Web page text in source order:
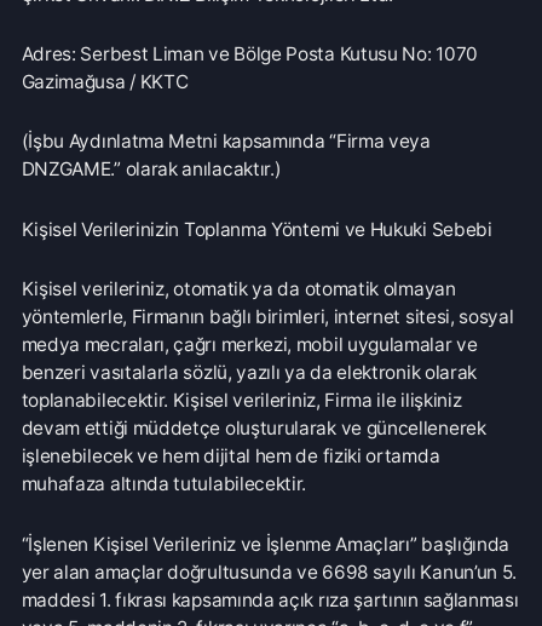
(İşbu Aydınlatma Metni kapsamında “Firma veya
Kişisel Verilerinizin Toplanma Yöntemi ve Hukuki Sebebi
Kişisel verileriniz, otomatik ya da otomatik olmayan
yöntemlerle, Firmanın bağlı birimleri, internet sitesi, sosyal
benzeri vasıtalarla sözlü, yazılı ya da elektronik olarak
toplanabilecektir. Kişisel verileriniz, Firma ile ilişkiniz
işlenebilecek ve hem dijital hem de fiziki ortamda
muhafaza altında tutulabilecektir.
“İşlenen Kişisel Verileriniz ve İşlenme Amaçları” başlığında
yer alan amaçlar doğrultusunda ve 6698 sayılı Kanun’un 5.
maddesi 1. fıkrası kapsamında açık rıza şartının sağlanması
veya 5. maddenin 2. fıkrası uyarınca “a, b, ç, d, e ve f”
bentlerinde belirtilen kişisel veri işleme şartları ve
aktarılabilmektedir.